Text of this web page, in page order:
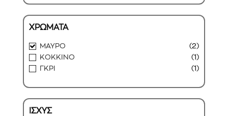
ΧΡΩΜΑΤΑ
ΜΑΥΡΟ
(2)
ΚΟΚΚΙΝΟ
(1)
ΓΚΡΙ
(1)
ΙΣΧΥΣ